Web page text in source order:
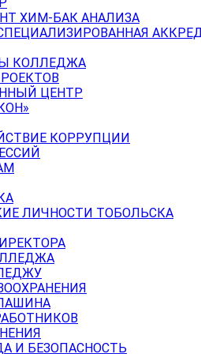
ХИМ-БАК АНАЛИЗА
КОЛЛЕДЖА
ЦЕНТР
КОРРУПЦИИ
ЛИЧНОСТИ ТОБОЛЬСКА
И БЕЗОПАСНОСТЬ